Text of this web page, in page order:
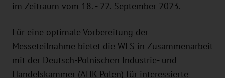
im Zeitraum vom 18. - 22. September 2023.
Für eine optimale Vorbereitung der
Messeteilnahme bietet die WFS in Zusammenarbeit
mit der Deutsch-Polnischen Industrie- und
Handelskammer (AHK Polen) für interessierte